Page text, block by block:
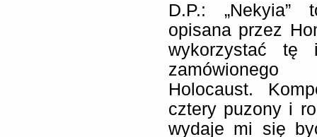
D.P.: „Nekyia”
opisana przez
wykorzystać tę
Holocaust.
cztery puzony i
wydaje mi się